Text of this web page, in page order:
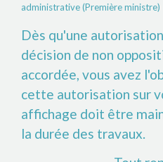
administrative (Première ministre)
Dès qu'une
décision de non
accordée, vous avez
cette autorisation sur
affichage doit être
la durée des travaux.